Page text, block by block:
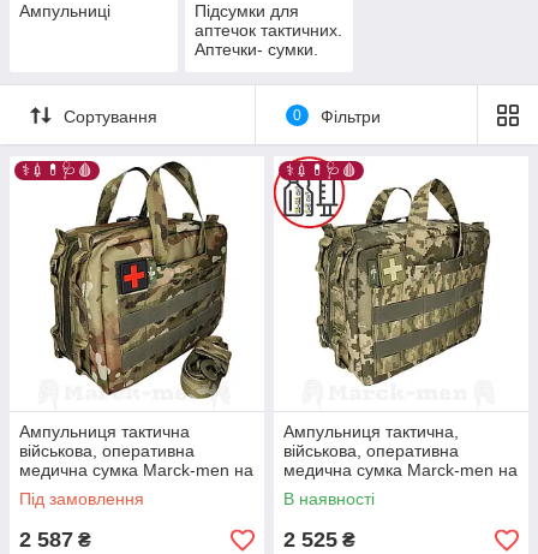
Ампульниці
Підсумки для
аптечок тактичних.
Аптечки- сумки.
наплічники
Сортування
0 Фільтри
⚕️💉💊🩺🩸
Ампульниця тактична
військова, оперативна
медична сумка Marck-men на
х73+ ампул, мультикам,
А665. Марк-2
Під замовлення
2 587 ₴
⚕️💉💊🩺🩸
Ампульниця тактична,
військова, оперативна
медична сумка Marck-men на
х73+ ампул, А225. Марк-2
В наявності
2 525 ₴